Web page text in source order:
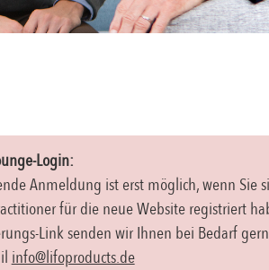
Login:
Anmeldung ist erst möglich, wenn Sie
für die neue Website registriert
Link senden wir Ihnen bei Bedarf
info@lifoproducts.de